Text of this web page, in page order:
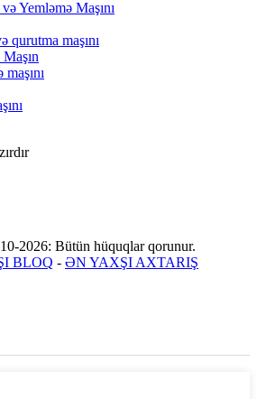
Yemləmə Maşını
qurutma maşını
2026: Bütün hüquqlar qorunur.
BLOQ - ƏN YAXŞI AXTARIŞ